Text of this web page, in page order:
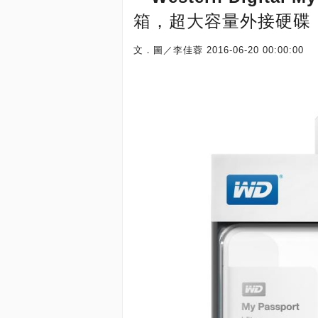
箱，超大容量外接硬碟
文．圖／李佳蓉 2016-06-20 00:00:00